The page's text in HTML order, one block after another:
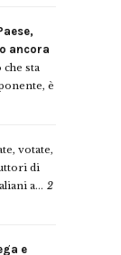
ancora
sta
è
votate,
di
a... 2
e